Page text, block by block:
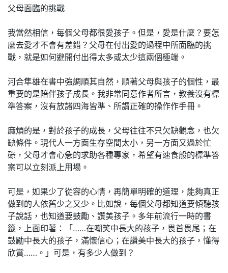
父母面臨的挑戰
我當然相信，每個父母都很愛孩子。但是，愛是什麼？要怎
麼去愛才不會有差錯？父母在付出愛的過程中所面臨的挑
戰，就是如何避開付出得太多或太少這兩個極端。
河合隼雄在書中強調順其自然，順著父母與孩子的個性，最
重要的是陪伴孩子成長。我非常同意作者所言，教養沒有標
準答案，沒有放諸四海皆準、所謂正確的操作作手冊。
麻煩的是，對於孩子的成長，父母往往不只欠缺觀念，也欠
缺條件。現代人一方面生存空間太小，另一方面又過於忙
碌，父母才會心急的求助各種專家，希望有速食般的標準答
案可以立刻派上用場。
可是，如果少了從容的心情，再簡單明確的道理，能夠真正
做到的人依舊少之又少。比如說，每個父母都知道要傾聽孩
子說話，也知道要鼓勵、讚美孩子。多年前流行一時的書
籤，上面印著：「……在嘲笑中長大的孩子，畏首畏尾；在
鼓勵中長大的孩子，滿懷信心；在讚美中長大的孩子，懂得
欣賞……。」可是，有多少人做到？